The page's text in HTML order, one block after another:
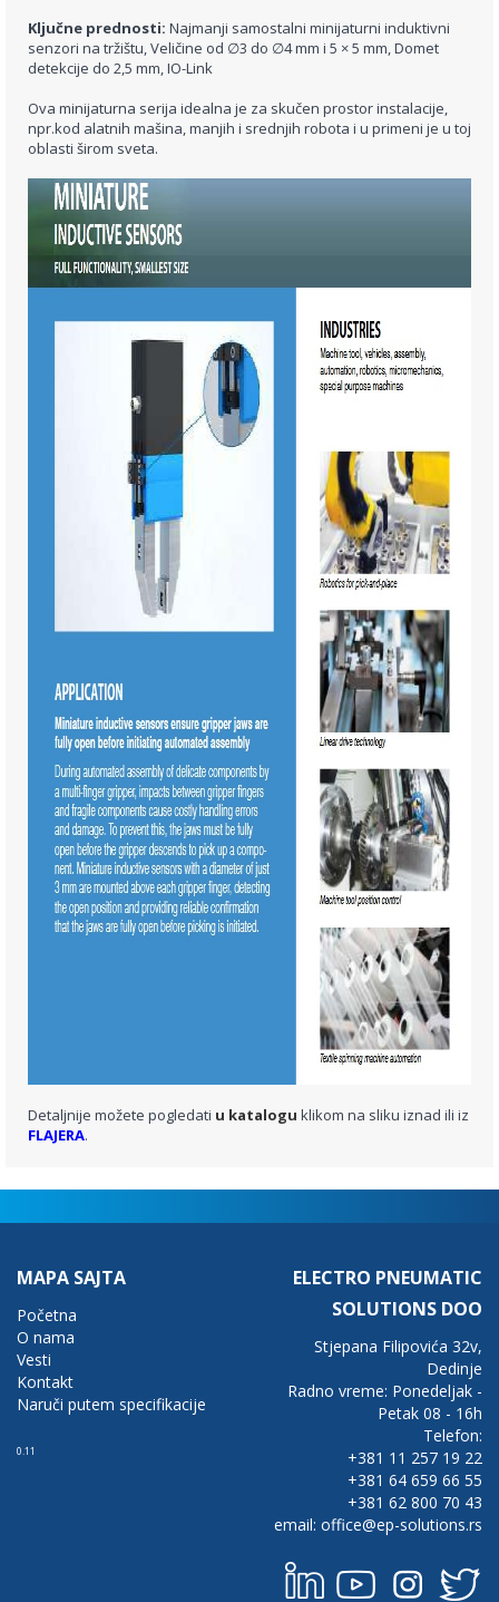
Ključne prednosti: Najmanji samostalni minijaturni induktivni
senzori na tržištu, Veličine od ∅3 do ∅4 mm i 5 × 5 mm, Domet
detekcije do 2,5 mm, IO-Link
Ova minijaturna serija idealna je za skučen prostor instalacije,
npr.kod alatnih mašina, manjih i srednjih robota i u primeni je u toj
oblasti širom sveta.
Detaljnije možete pogledati u katalogu klikom na sliku iznad ili iz
FLAJERA.
MAPA SAJTA
Početna
O nama
Vesti
Kontakt
Naruči putem specifikacije
0.11
ELECTRO PNEUMATIC
SOLUTIONS DOO
Stjepana Filipovića 32v,
Dedinje
Radno vreme: Ponedeljak -
Petak 08 - 16h
Telefon:
+381 11 257 19 22
+381 64 659 66 55
+381 62 800 70 43
email: office@ep-solutions.rs